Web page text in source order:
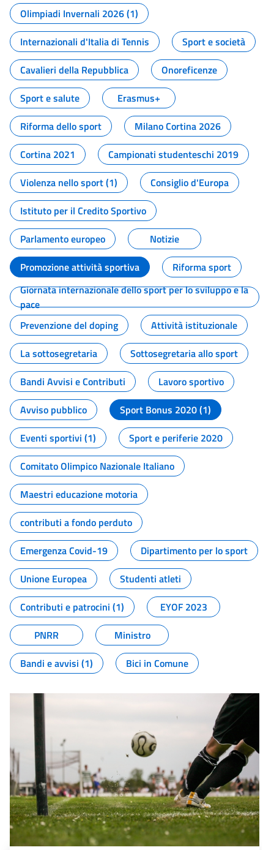
Olimpiadi Invernali 2026 (1)
Internazionali d'Italia di Tennis
Sport e società
Cavalieri della Repubblica
Onoreficenze
Sport e salute
Erasmus+
Riforma dello sport
Milano Cortina 2026
Cortina 2021
Campionati studenteschi 2019
Violenza nello sport (1)
Consiglio d'Europa
Istituto per il Credito Sportivo
Parlamento europeo
Notizie
Promozione attività sportiva
Riforma sport
Giornata internazionale dello sport per lo sviluppo e la
pace
Prevenzione del doping
Attività istituzionale
La sottosegretaria
Sottosegretaria allo sport
Bandi Avvisi e Contributi
Lavoro sportivo
Avviso pubblico
Sport Bonus 2020 (1)
Eventi sportivi (1)
Sport e periferie 2020
Comitato Olimpico Nazionale Italiano
Maestri educazione motoria
contributi a fondo perduto
Emergenza Covid-19
Dipartimento per lo sport
Unione Europea
Studenti atleti
Contributi e patrocini (1)
EYOF 2023
PNRR
Ministro
Bandi e avvisi (1)
Bici in Comune